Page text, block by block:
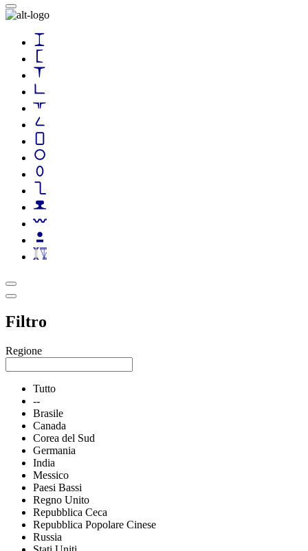
Filtro
Regione
Tutto
--
Brasile
Canada
Corea del Sud
Germania
India
Messico
Paesi Bassi
Regno Unito
Repubblica Ceca
Repubblica Popolare Cinese
Russia